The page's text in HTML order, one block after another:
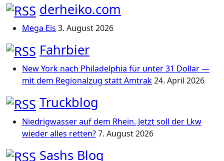
derheiko.com
Mega Eis 3. August 2026
Fahrbier
New York nach Philadelphia für unter 31 Dollar —
mit dem Regionalzug statt Amtrak24. April 2026
Truckblog
Niedrigwasser auf dem Rhein. Jetzt soll der Lkw
wieder alles retten?7. August 2026
Sashs Blog